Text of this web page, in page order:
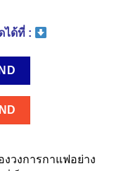
ได้ที่ :
วงการกาแฟอย่าง